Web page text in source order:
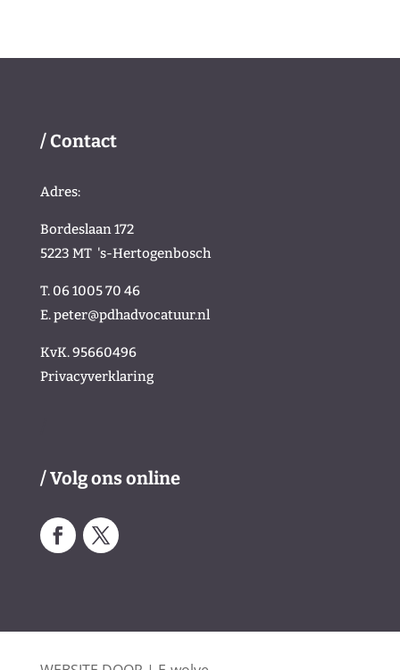
/ Contact
Adres:
Bordeslaan 172
5223 MT 's-Hertogenbosch
T. 06 1005 70 46
E.peter@pdhadvocatuur.nl
KvK.95660496
Privacyverklaring
/ Volg ons online